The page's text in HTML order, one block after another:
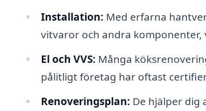
Installation: Med erfarna
vitvaror och andra komponenter,
El och VVS: Många
pålitligt företag har oftast
Renoveringsplan: De hjälper dig